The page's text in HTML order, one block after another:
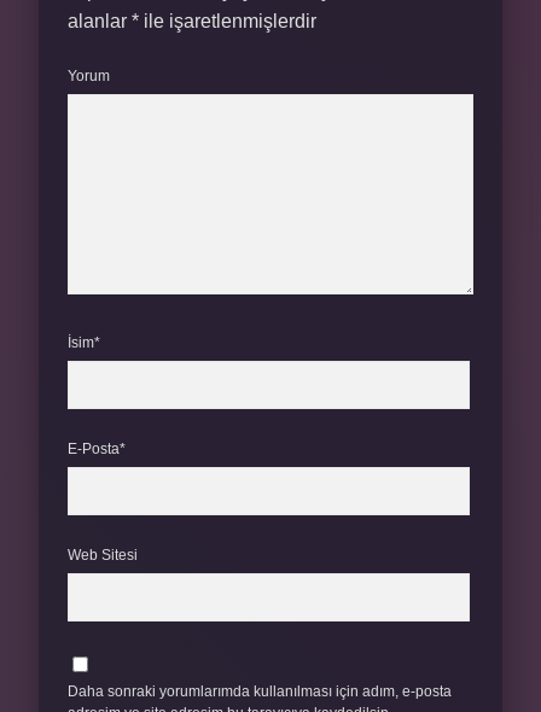
alanlar * ile işaretlenmişlerdir
Yorum
İsim*
E-Posta*
Web Sitesi
Daha sonraki yorumlarımda kullanılması için adım, e-posta